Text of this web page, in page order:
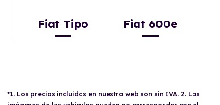
Fiat Tipo Fiat 600e
*1. Los precios incluidos en nuestra web son sin IVA. 2. Las